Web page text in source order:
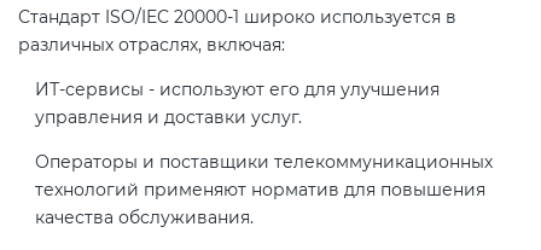
Стандарт ISO/IEC 20000-1 широко используется в
различных отраслях, включая:
ИТ-сервисы - используют его для улучшения
управления и доставки услуг.
Операторы и поставщики телекоммуникационных
технологий применяют норматив для повышения
качества обслуживания.
Остальное
БАДы
Декларирование пищевой
продукции (ТР ЕАЭС 047)